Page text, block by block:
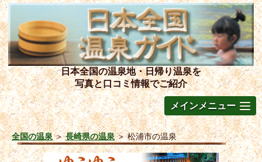
日本全国の温泉地・日帰り温泉を
写真と口コミ情報でご紹介
メインメニュー
全国の温泉＞長崎県の温泉＞松浦市の温泉